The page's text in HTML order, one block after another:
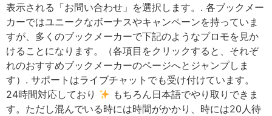
表示される「お問い合わせ」を選択します。. 各ブックメー
カーではユニークなボーナスやキャンペーンを持っていま
すが、多くのブックメーカーで下記のようなプロモを見か
けることになります。（各項目をクリックすると、それぞ
れのおすすめブックメーカーのページへとジャンプしま
す）. サポートはライブチャットでも受け付けています。
24時間対応しており
もちろん日本語でやり取りできま
す。ただし混んでいる時には時間がかかり、時には20人待